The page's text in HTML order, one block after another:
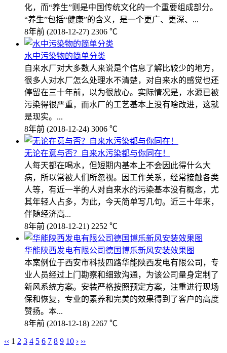
化，而“养生”则是中国传统文化的一个重要组成部分。
“养生”包括“健康”的含义，是一个更广、更深、...
8年前 (2018-12-27) 2306 ℃
水中污染物的简单分类
自来水厂对大多数人来说是个信息了解比较少的地方，
很多人对水厂怎么处理水不清楚，对自来水的感觉也还
停留在三十年前，以为很放心。实际情况是，水源已被
污染得很严重，而水厂的工艺基本上没有啥改进，这就
是现实。...
8年前 (2018-12-24) 3006 ℃
无论在意与否？自来水污染都与你同在！
人每天都在喝水，但短期内基本上不会因此得什么大
病，所以常被人们所忽视。因工作关系，经常接触各类
人等，有近一半的人对自来水的污染基本没有概念，尤
其年轻人占多，为此，今天简单写几句。近三十年来，
伴随经济高...
8年前 (2018-12-21) 2252 ℃
华能陕西发电有限公司德国博乐新风安装效果图
本案例位于西安市科技四路华能陕西发电有限公司，专
业人员经过上门勘察和细致沟通，为该公司量身定制了
新风系统方案。安装严格按照预定方案，注重进行现场
保和恢复，专业的素养和完美的效果得到了客户的高度
赞扬。本...
8年前 (2018-12-18) 2267 ℃
‹‹ 1 2 3 4 5 6 7 8 9 10 › ››